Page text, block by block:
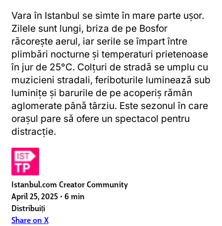
Vara în Istanbul se simte în mare parte ușor.
Zilele sunt lungi, briza de pe Bosfor
răcorește aerul, iar serile se împart între
plimbări nocturne și temperaturi prietenoase
în jur de 25°C. Colțuri de stradă se umplu cu
muzicieni stradali, feriboturile luminează sub
luminițe și barurile de pe acoperiș rămân
aglomerate până târziu. Este sezonul în care
orașul pare să ofere un spectacol pentru
distracție.
Istanbul.com Creator Community
April 25, 2025 • 6 min
Distribuiți
Share on X